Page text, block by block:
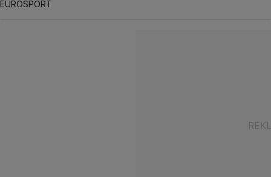
EUROSPORT